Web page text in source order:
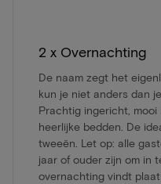
2 x Overnachting
De naam zegt het
kun je niet anders dan
Prachtig ingericht,
heerlijke bedden. De
tweeën. Let op: alle
jaar of ouder zijn om in
overnachting vindt